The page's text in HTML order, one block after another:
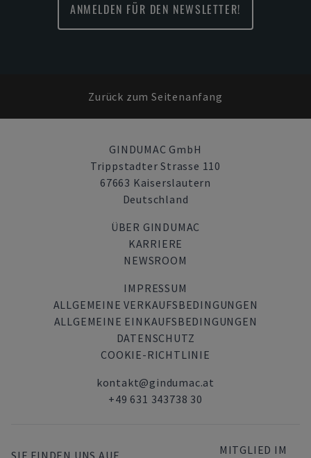
ANMELDEN FÜR DEN NEWSLETTER!
Zurück zum Seitenanfang
GINDUMAC GmbH
Trippstadter Strasse 110
67663 Kaiserslautern
Deutschland
ÜBER GINDUMAC
KARRIERE
NEWSROOM
IMPRESSUM
ALLGEMEINE VERKAUFSBEDINGUNGEN
ALLGEMEINE EINKAUFSBEDINGUNGEN
DATENSCHUTZ
COOKIE-RICHTLINIE
kontakt@gindumac.at
+49 631 343738 30
SIE FINDEN UNS AUF MITGLIED IM